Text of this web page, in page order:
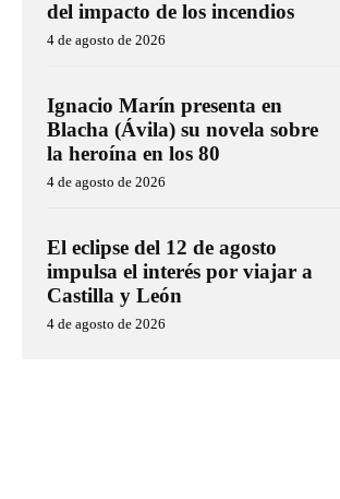
del impacto de los incendios
4 de agosto de 2026
Ignacio Marín presenta en
Blacha (Ávila) su novela sobre
la heroína en los 80
4 de agosto de 2026
El eclipse del 12 de agosto
impulsa el interés por viajar a
Castilla y León
4 de agosto de 2026